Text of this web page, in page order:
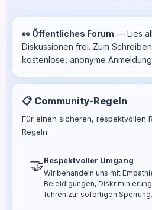
👀 Öffentliches Forum — Lies
Diskussionen frei. Zum
kostenlose, anonyme
📋 Community-Regeln
Für einen sicheren, respektvollen
Regeln:
🤝Respektvoller Umgang
Wir behandeln uns mit
Beleidigungen,
führen zur sofortigen Sperrung.